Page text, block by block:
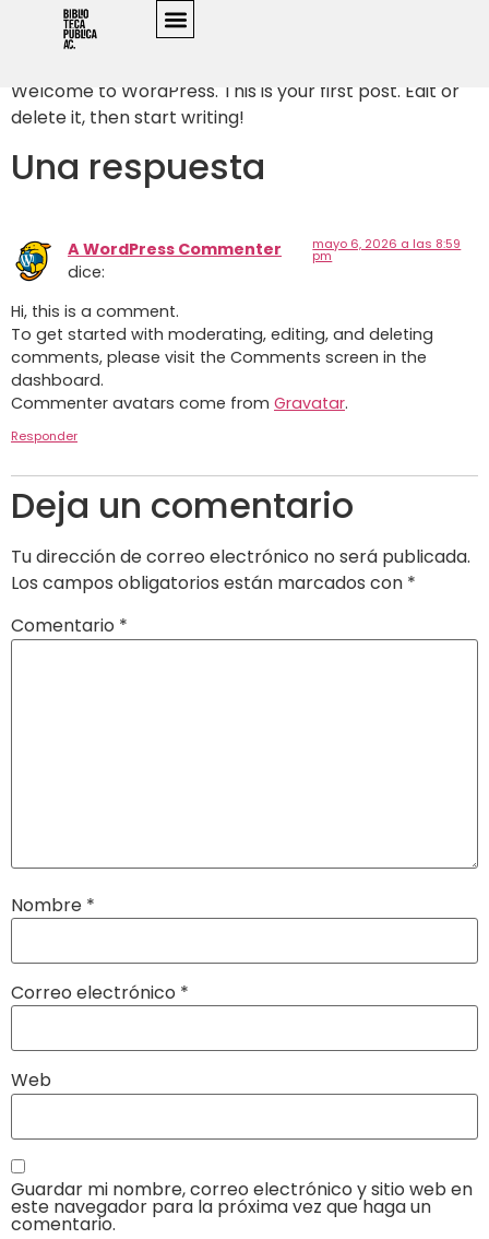
Hello world!
Welcome to WordPress. This is your first post. Edit or
delete it, then start writing!
Una respuesta
A WordPress Commenter
dice:
mayo 6, 2026 a las 8:59
pm
Hi, this is a comment.
To get started with moderating, editing, and deleting
comments, please visit the Comments screen in the
dashboard.
Commenter avatars come from Gravatar.
Responder
Deja un comentario
Tu dirección de correo electrónico no será publicada.
Los campos obligatorios están marcados con *
Comentario *
Nombre *
Correo electrónico *
Web
Guardar mi nombre, correo electrónico y sitio web en
este navegador para la próxima vez que haga un
comentario.